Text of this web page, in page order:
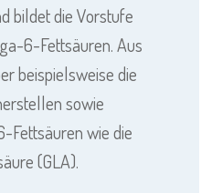
bildet die Vorstufe
6-Fettsäuren. Aus
beispielsweise die
sowie
Fettsäuren wie die
(GLA).